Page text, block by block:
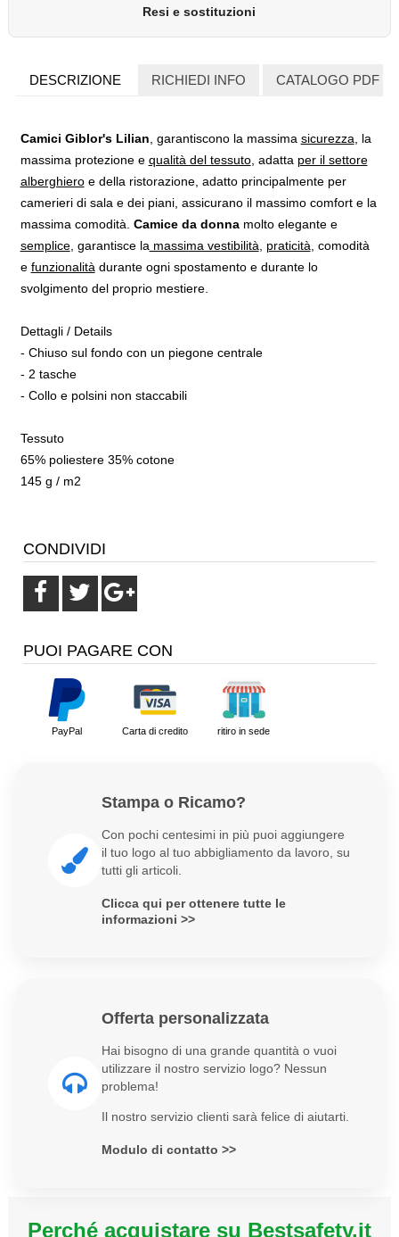
Resi e sostituzioni
DESCRIZIONE RICHIEDI INFO CATALOGO PDF
Camici Giblor's Lilian , garantiscono la massima sicurezza , la
massima protezione e qualità del tessuto, adatta per il settore
alberghieroe della ristorazione, adatto principalmente per
camerieri di sala e dei piani, assicurano il massimo comfort e la
massima comodità. Camice da donnamolto elegante e
semplice, garantisce la massima vestibilità praticità , comodità
e funzionalità durante ogni spostamento e durante lo
svolgimento del proprio mestiere.
Dettagli / Details
- Chiuso sul fondo con un piegone centrale
- 2 tasche
- Collo e polsini non staccabili
Tessuto
65% poliestere 35% cotone
145 g / m2
CONDIVIDI
PUOI PAGARE CON
PayPal Carta di credito ritiro in sede
Stampa o Ricamo?
Con pochi centesimi in più puoi aggiungere
il tuo logo al tuo abbigliamento da lavoro, su
tutti gli articoli.
Clicca qui per ottenere tutte le
informazioni >>
Offerta personalizzata
Hai bisogno di una grande quantità o vuoi
utilizzare il nostro servizio logo? Nessun
problema!
Il nostro servizio clienti sarà felice di aiutarti.
Modulo di contatto >>
Perché acquistare su Bestsafety.it